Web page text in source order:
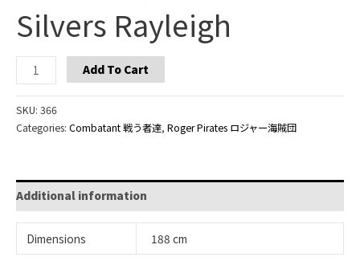
Silvers Rayleigh
Silvers
Rayleigh
quantity
Add To Cart
SKU: 366
Categories: Combatant 戦う者達, Roger Pirates ロジャー海賊団
Additional information
Dimensions 188 cm